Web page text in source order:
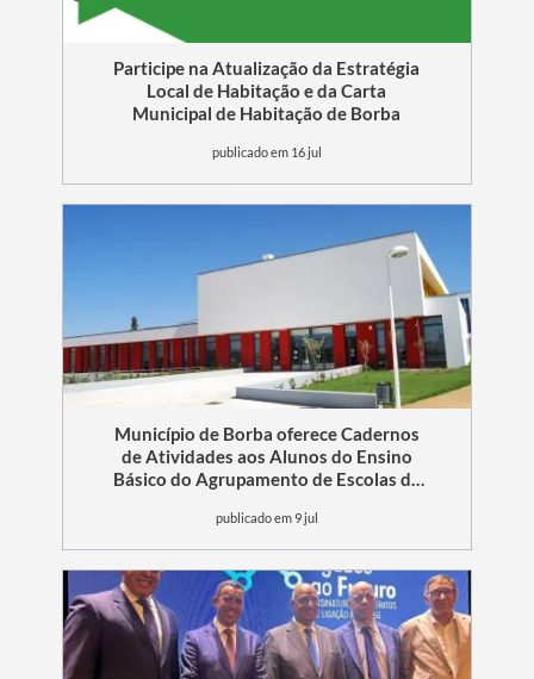
Participe na Atualização da Estratégia
Local de Habitação e da Carta
Municipal de Habitação de Borba
publicado em 16 jul
Município de Borba oferece Cadernos
de Atividades aos Alunos do Ensino
Básico do Agrupamento de Escolas de
publicado em 9 jul